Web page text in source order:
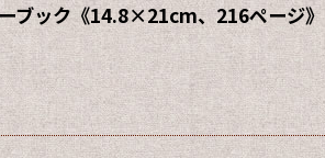
ブック《14.8×21cm、216ページ》